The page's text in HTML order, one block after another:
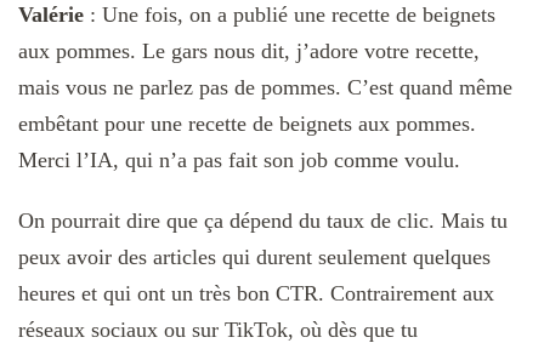
Valérie : Une fois, on a publié une recette de beignets
aux pommes. Le gars nous dit, j’adore votre recette,
mais vous ne parlez pas de pommes. C’est quand même
embêtant pour une recette de beignets aux pommes.
Merci l’IA, qui n’a pas fait son job comme voulu.
On pourrait dire que ça dépend du taux de clic. Mais tu
peux avoir des articles qui durent seulement quelques
heures et qui ont un très bon CTR. Contrairement aux
réseaux sociaux ou sur TikTok, où dès que tu